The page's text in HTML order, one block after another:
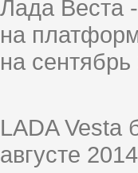
Лада Веста
на
на
LADA Vesta
августе